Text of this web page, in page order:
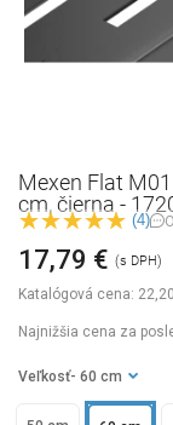
Mexen Flat
cm, čierna -
(4)
Katalógová cena:
17,79 € (s DPH)
Najnižšia cena za
Veľkosť - 60 cm